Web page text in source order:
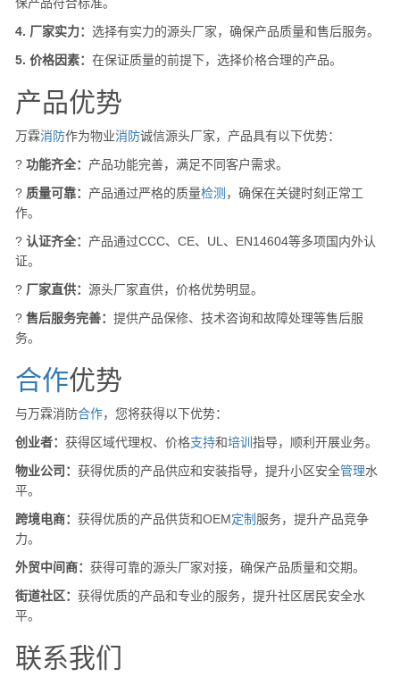
4. 厂家实力： 选择有实力的源头厂家，确保产品质量和售后服务。
5. 价格因素： 在保证质量的前提下，选择价格合理的产品。
产品优势
万霖消防作为物业消防诚信源头厂家，产品具有以下优势：
? 功能齐全： 产品功能完善，满足不同客户需求。
? 质量可靠： 产品通过严格的质量检测 ，确保在关键时刻正常工
作。
? 认证齐全： 产品通过CCC、CE、UL、EN14604等多项国内外认
证。
? 厂家直供： 源头厂家直供，价格优势明显。
? 售后服务完善： 提供产品保修、技术咨询和故障处理等售后服
务。
合作优势
与万霖消防合作，您将获得以下优势：
创业者： 获得区域代理权、价格支持和培训 指导，顺利开展业务。
物业公司： 获得优质的产品供应和安装指导，提升小区安全管理水
平。
跨境电商： 获得优质的产品供货和OEM定制 服务，提升产品竞争
力。
外贸中间商： 获得可靠的源头厂家对接，确保产品质量和交期。
街道社区： 获得优质的产品和专业的服务，提升社区居民安全水
平。
联系我们